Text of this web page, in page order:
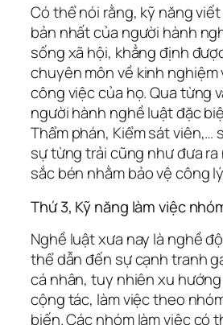
Có thể nói rằng, kỹ năng
bản nhất của người hành
sống xã hội, khẳng định
chuyên môn về kinh nghiệm
công việc của họ. Qua từng
người hành nghề luật đặc
Thẩm phán, Kiểm sát viên,…
sự từng trải cũng như đưa
sắc bén nhằm bảo vệ công
Thứ 3, Kỹ năng làm việc
Nghề luật xưa nay là nghề
thể dẫn đến sự cạnh tranh
cá nhân, tuy nhiên xu
cộng tác, làm việc theo
biến. Các nhóm làm việc có